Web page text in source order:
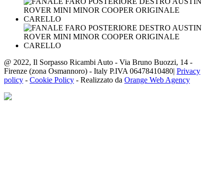
@ 2022, Il Sorpasso Ricambi Auto - Via Bruno Buozzi, 14 -
Firenze (zona Osmannoro) - Italy P.IVA 06478410480| Privacy
policy - Cookie Policy - Realizzato da Orange Web Agency